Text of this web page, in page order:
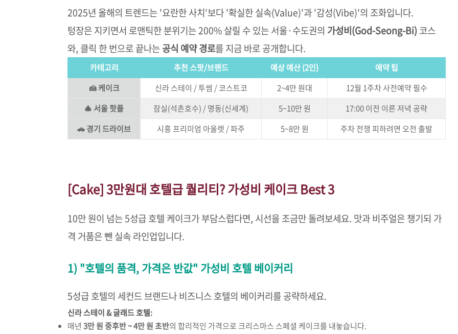
2025년 올해의 트렌드는 '요란한 사치'보다 '확실한 실속(Value)'과 '감성(Vibe)'의 조화입니다.
텅장은 지키면서 로맨틱한 분위기는 200% 살릴 수 있는 서울·수도권의 가성비(God-Seong-Bi) 코스
와, 클릭 한 번으로 끝나는공식 예약 경로를 지금 바로 공개합니다.
카테고리 추천 스팟/브랜드 예상 예산 (2인)
예약 팁
🍰 케이크
신라 스테이 / 투썸 / 코스트코 2~4만 원대
12월 1주차 사전예약 필수
🎄 서울 핫플
잠실(석촌호수) / 명동(신세계) 5~10만 원
17:00 이전 이른 저녁 공략
🚗 경기 드라이브
시흥 프리미엄 아울렛 / 파주 5~8만 원 주차 전쟁 피하려면 오전 출발
[Cake] 3만원대 호텔급 퀄리티? 가성비 케이크 Best 3
10만 원이 넘는 5성급 호텔 케이크가 부담스럽다면, 시선을 조금만 돌려보세요. 맛과 비주얼은 챙기되 가
격 거품은 뺀 실속 라인업입니다.
1) "호텔의 품격, 가격은 반값" 가성비 호텔 베이커리
5성급 호텔의 세컨드 브랜드나 비즈니스 호텔의 베이커리를 공략하세요.
신라 스테이 & 글래드 호텔:
매년 3만 원 중후반 ~ 4만 원 초반의 합리적인 가격으로 크리스마스 스페셜 케이크를 내놓습니다.